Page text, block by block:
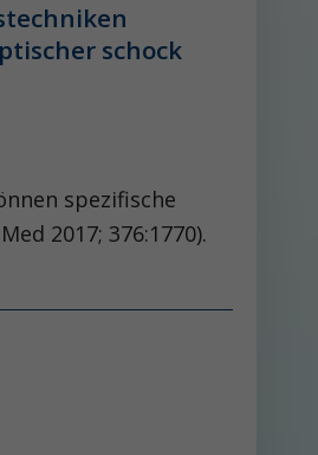
schock
spezifische
2017; 376:1770).